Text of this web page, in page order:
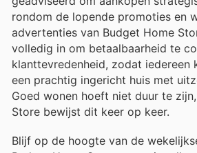
rondom de lopende promoties en
advertenties van Budget Home
volledig in om betaalbaarheid te
klanttevredenheid, zodat iedereen
een prachtig ingericht huis met
Goed wonen hoeft niet duur te
Store bewijst dit keer op keer.
Blijf op de hoogte van de